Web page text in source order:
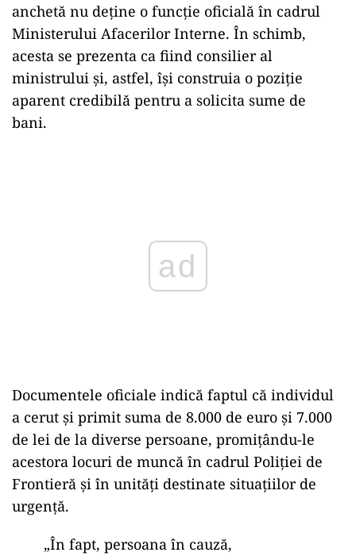
anchetă nu deține o funcție oficială în cadrul
Ministerului Afacerilor Interne. În schimb,
acesta se prezenta ca fiind consilier al
ministrului și, astfel, își construia o poziție
aparent credibilă pentru a solicita sume de
bani.
Documentele oficiale indică faptul că individul
a cerut și primit suma de 8.000 de euro și 7.000
de lei de la diverse persoane, promițându-le
acestora locuri de muncă în cadrul Poliției de
Frontieră și în unități destinate situațiilor de
urgență.
„În fapt, persoana în cauză,